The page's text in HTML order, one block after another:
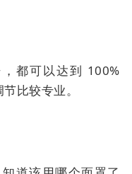
都可以达到 100%
比较专业。